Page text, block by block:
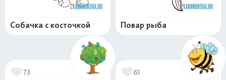
Собачка с косточкой Повар рыба
73 61